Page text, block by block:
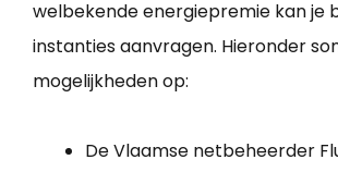
welbekende energiepremie kan je
instanties aanvragen. Hieronder
mogelijkheden op:
De Vlaamse netbeheerder